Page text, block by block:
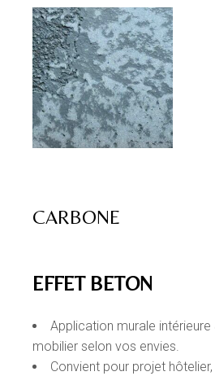
CARBONE
EFFET BETON
Application murale
mobilier selon vos envies.
Convient pour projet